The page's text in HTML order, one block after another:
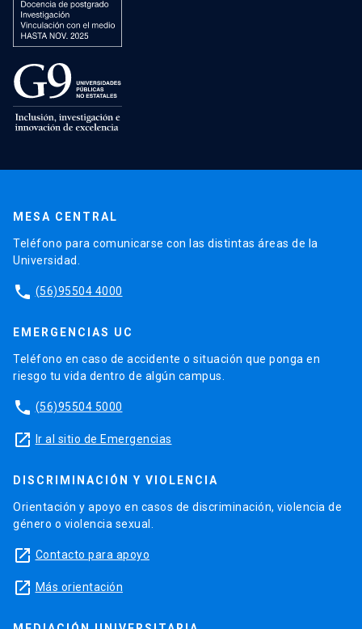
MESA CENTRAL
Teléfono para comunicarse con las distintas áreas de la
Universidad.
phone (56)95504 4000
EMERGENCIAS UC
Teléfono en caso de accidente o situación que ponga en
riesgo tu vida dentro de algún campus.
phone (56)95504 5000
launch Ir al sitio de Emergencias
DISCRIMINACIÓN Y VIOLENCIA
Orientación y apoyo en casos de discriminación, violencia de
género o violencia sexual.
launch Contacto para apoyo
launch Más orientación